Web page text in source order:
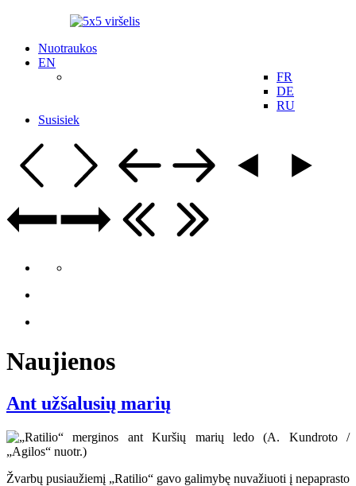
Nuotraukos
EN
FR
DE
RU
Susisiek
Naujienos
Ant užšalusių marių
Žvarbų pusiaužiemį „Ratilio“ gavo galimybę nuvažiuoti į nepaprasto